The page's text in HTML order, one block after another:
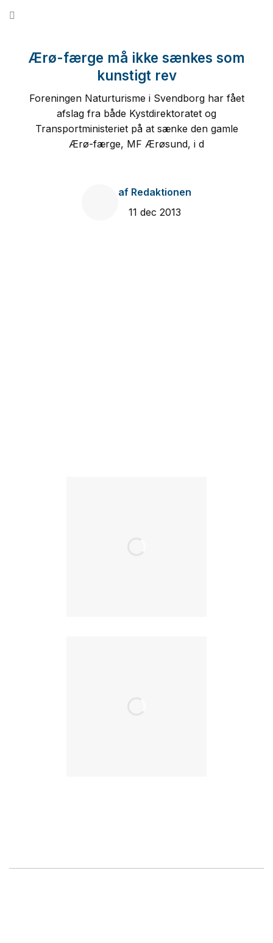
Ærø-færge må ikke sænkes som
kunstigt rev
Foreningen Naturturisme i Svendborg har fået
afslag fra både Kystdirektoratet og
Transportministeriet på at sænke den gamle
Ærø-færge, MF Ærøsund, i d
af Redaktionen
11 dec 2013